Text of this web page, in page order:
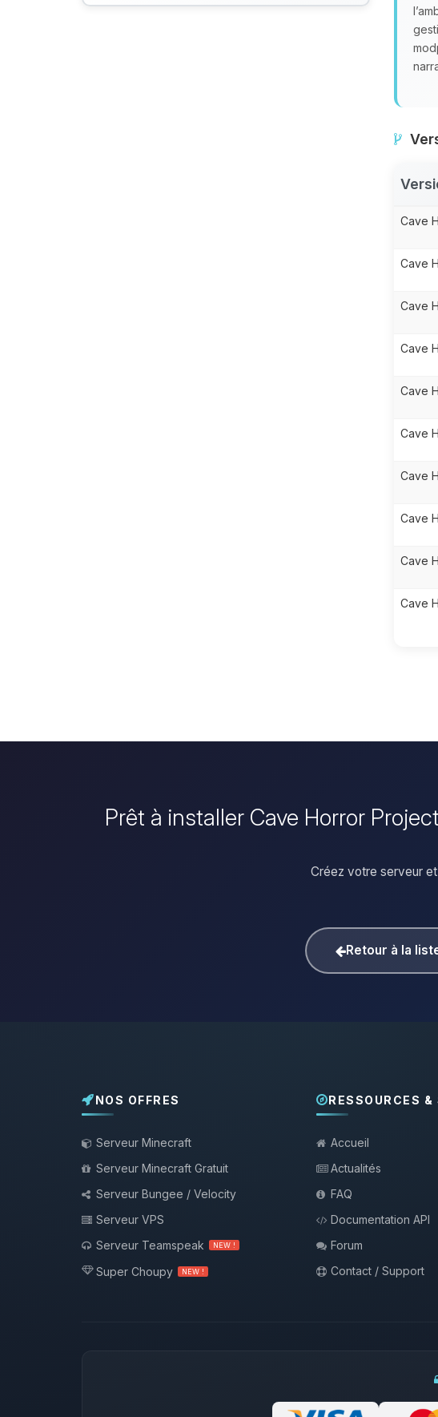
Cave
Cave
Cave
Cave
Cave
Cave
Cave
Cave
Cave
Cave
Prêt à installer Cave Horror
Créez votre serveur
Retour à la
NOS OFFRES
Serveur Minecraft
Serveur Minecraft Gratuit
Serveur Bungee / Velocity
Serveur VPS
Serveur Teamspeak
NEW !
Super Choupy NEW !
RESSOURCES &
Accueil
Actualités
FAQ
Documentation API
Forum
Contact / Support